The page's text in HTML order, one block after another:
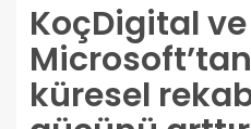
KoçDigital ve
küresel